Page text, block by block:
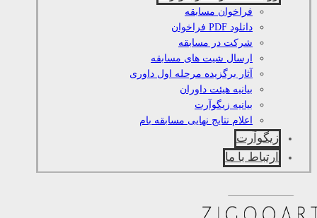
فراخوان مسابقه
دانلود PDF فراخوان
شرکت در مسابقه
ارسال شیت های مسابقه
آثار برگزیده مرحله اول داوری
بیانیه هیئت داوران
بیانیه زیگوآرت
اعلام نتایج نهایی مسابقه بام
زیگوآرت
ارتباط با ما